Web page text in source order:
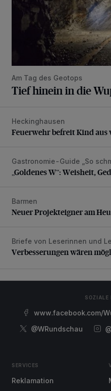
Am Tag des Geotops
Tief hinein in die
Feuerwehr befreit Kind aus
Heckinghausen
Feuerwehr befreit Kind aus
„Goldenes W“: Weisheit,
Gastronomie-Guide „So
„Goldenes W“: Weisheit,
Neuer Projekteigner am
Barmen
Neuer Projekteigner am
Verbesserungen wären
Briefe von Leserinnen und
Verbesserungen wären
SOZIALE
www.facebook.com/
@WRundschau
SERVICES
Reklamation